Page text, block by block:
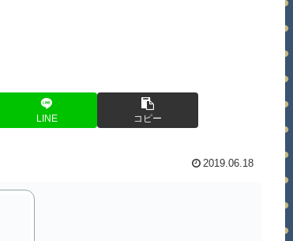
LINE コピー
2019.06.18